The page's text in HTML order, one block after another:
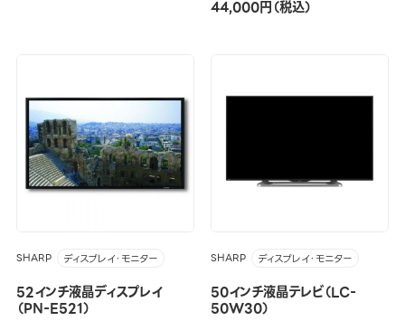
44,000円（税込）
SHARP ディスプレイ・モニター
52インチ液晶ディスプレイ
（PN-E521）
SHARP ディスプレイ・モニター
50インチ液晶テレビ（LC-
50W30）